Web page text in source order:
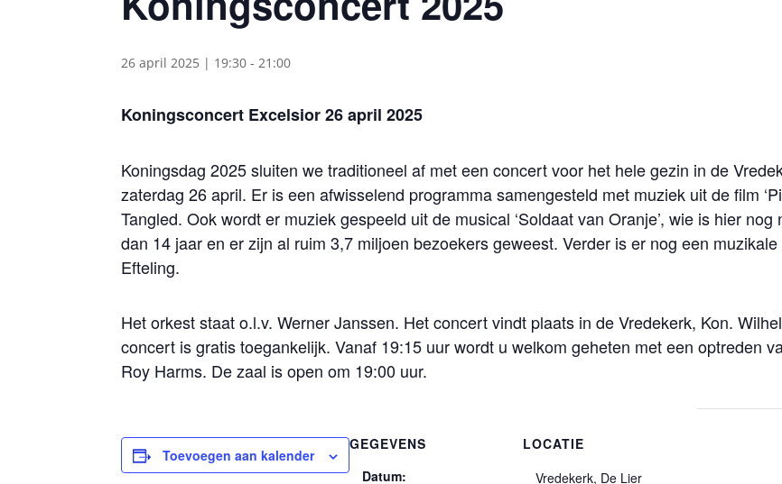
26 april 2025 | 19:30 -21:00
Koningsconcert Excelsior 26 april 2025
Koningsdag 2025 sluiten we traditioneel af met een concert voor het hele gezin in de
zaterdag 26 april. Er is een afwisselend programma samengesteld met muziek uit de film
Tangled. Ook wordt er muziek gespeeld uit de musical ‘Soldaat van Oranje’, wie is hier
dan 14 jaar en er zijn al ruim 3,7 miljoen bezoekers geweest. Verder is er nog een
Efteling.
Het orkest staat o.l.v. Werner Janssen. Het concert vindt plaats in de Vredekerk, Kon.
concert is gratis toegankelijk. Vanaf 19:15 uur wordt u welkom geheten met een optreden
Roy Harms. De zaal is open om 19:00 uur.
Toevoegen aan kalender
GEGEVENS
Datum:
LOCATIE
Vredekerk, De Lier